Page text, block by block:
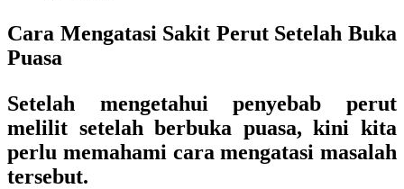
Cara Mengatasi Sakit Perut Setelah Buka
Puasa
Setelah mengetahui penyebab perut
melilit setelah berbuka puasa, kini kita
perlu memahami cara mengatasi masalah
tersebut.